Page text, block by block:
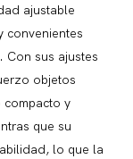
ajustable
convenientes
sus ajustes
objetos
compacto y
que su
lo que la